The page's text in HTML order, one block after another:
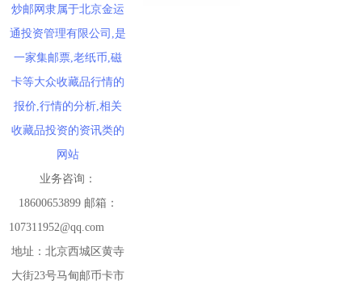
炒邮网隶属于北京金运
通投资管理有限公司,是
一家集邮票,老纸币,磁
卡等大众收藏品行情的
报价,行情的分析,相关
收藏品投资的资讯类的
网站
业务咨询：
18600653899 邮箱：
107311952@qq.com
地址：北京西城区黄寺
大街23号马甸邮币卡市